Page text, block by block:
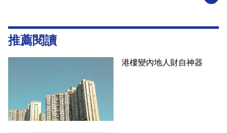
推薦閱讀
港樓變內地人財自神器